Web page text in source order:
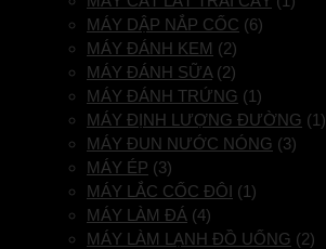
MÁY DẬP NẮP CỐC (6)
MÁY ĐÁNH KEM (2)
MÁY ĐÁNH SỮA (2)
MÁY ĐÁNH TRỨNG (1)
MÁY ĐỊNH LƯỢNG ĐƯỜNG (1)
MÁY ĐUN NƯỚC NÓNG (3)
MÁY ÉP (3)
MÁY LẮC CỐC ĐÔI (1)
MÁY LÀM ĐÁ (4)
MÁY LÀM LẠNH ĐỒ UỐNG (2)